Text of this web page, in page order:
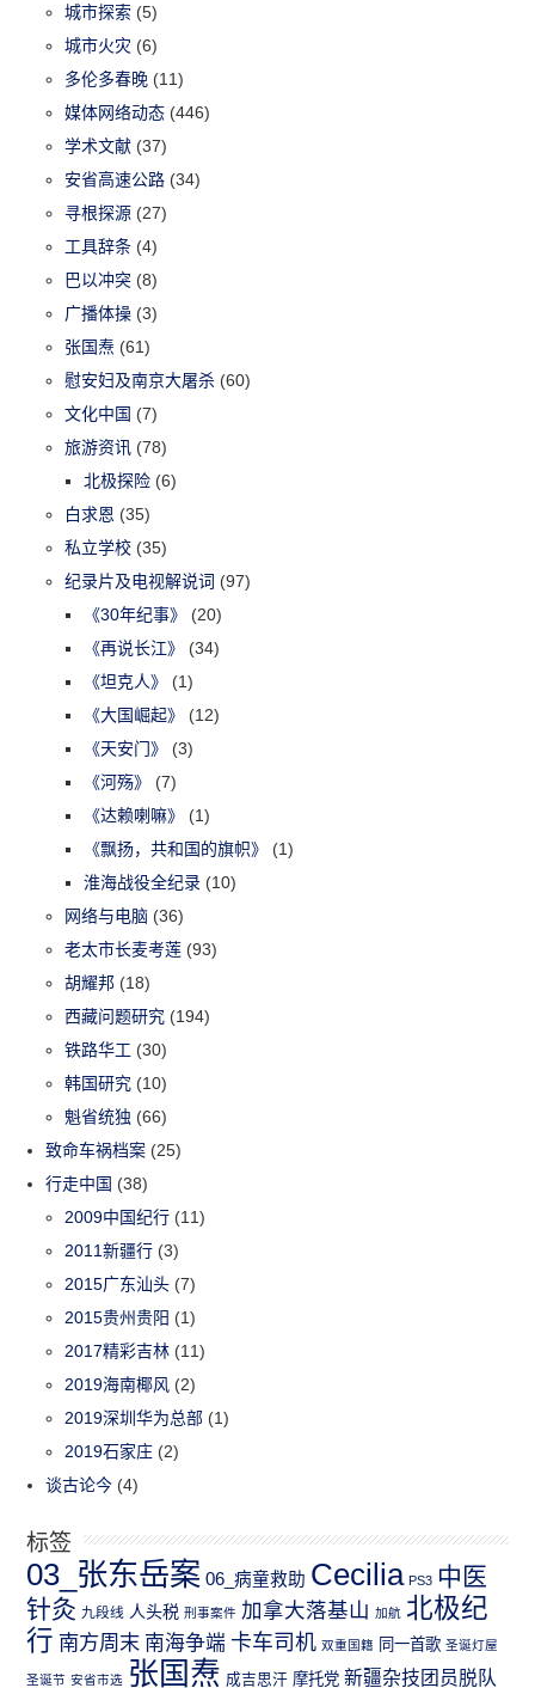
城市探索 (5)
城市火灾 (6)
多伦多春晚 (11)
媒体网络动态 (446)
学术文献 (37)
安省高速公路 (34)
寻根探源 (27)
工具辞条 (4)
巴以冲突 (8)
广播体操 (3)
张国焘 (61)
慰安妇及南京大屠杀 (60)
文化中国 (7)
旅游资讯 (78)
北极探险 (6)
白求恩 (35)
私立学校 (35)
纪录片及电视解说词 (97)
《30年纪事》
(20)
《再说长江》
(34)
《坦克人》
(1)
《大国崛起》
(12)
《天安门》
(3)
《河殇》
(7)
《达赖喇嘛》
(1)
《飘扬，共和国的旗帜》
(1)
淮海战役全纪录 (10)
网络与电脑 (36)
老太市长麦考莲 (93)
胡耀邦 (18)
西藏问题研究 (194)
铁路华工 (30)
韩国研究 (10)
魁省统独 (66)
致命车祸档案 (25)
行走中国 (38)
2009中国纪行 (11)
2011新疆行 (3)
2015广东汕头 (7)
2015贵州贵阳 (1)
2017精彩吉林 (11)
2019海南椰风 (2)
2019深圳华为总部 (1)
2019石家庄 (2)
谈古论今 (4)
标签
03_张东岳案 06_病童救助 Cecilia PS3 中医
针灸 九段线 人头税 刑事案件 加拿大落基山 加航 北极纪
行 南方周末 南海争端 卡车司机 双重国籍 同一首歌 圣诞灯屋
圣诞节 安省市选 张国焘 成吉思汗 摩托党 新疆杂技团员脱队